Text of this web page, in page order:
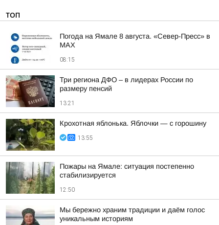
ТОП
Погода на Ямале 8 августа. «Север-Пресс» в
MAX
08:15
Три региона ДФО – в лидерах России по
размеру пенсий
13:21
Крохотная яблонька. Яблочки — с горошину
13:55
Пожары на Ямале: ситуация постепенно
стабилизируется
12:50
Мы бережно храним традиции и даём голос
уникальным историям